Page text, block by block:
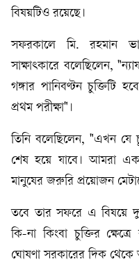
বিষয়টিও রয়েছে।
সফরকালে মি. রহমান
সাক্ষাৎকারে বলেছিলেন,
গঙ্গার পানিবণ্টন চুক্তিটি
প্রথম পরীক্ষা"।
তিনি বলেছিলেন, "এখন যে
শেষ হয়ে যাবে। আমরা
মানুষের জরুরি প্রয়োজন
তবে তার সফরে এ বিষয়ে
কি-না কিংবা চুক্তির
ঘোষণা সরকারের দিক থেকে